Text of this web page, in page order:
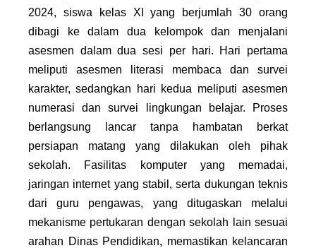
2024, siswa kelas XI yang berjumlah 30 orang
dibagi ke dalam dua kelompok dan menjalani
asesmen dalam dua sesi per hari. Hari pertama
meliputi asesmen literasi membaca dan survei
karakter, sedangkan hari kedua meliputi asesmen
numerasi dan survei lingkungan belajar. Proses
berlangsung lancar tanpa hambatan berkat
persiapan matang yang dilakukan oleh pihak
sekolah. Fasilitas komputer yang memadai,
jaringan internet yang stabil, serta dukungan teknis
dari guru pengawas, yang ditugaskan melalui
mekanisme pertukaran dengan sekolah lain sesuai
arahan Dinas Pendidikan, memastikan kelancaran